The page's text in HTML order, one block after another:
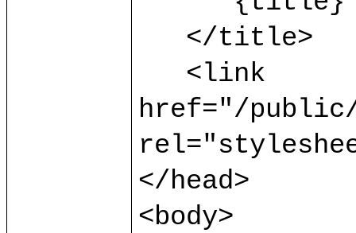
href="/
</head>
<body>